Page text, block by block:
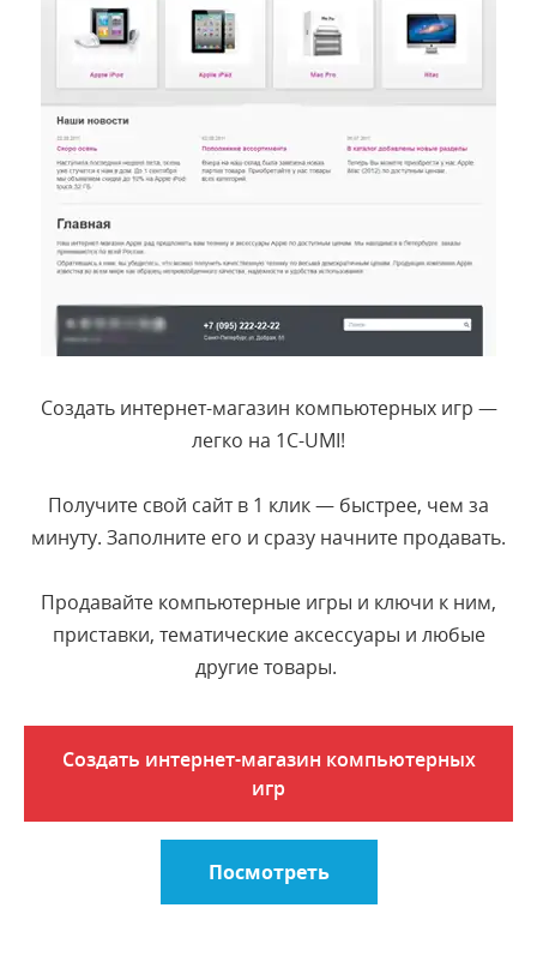
Создать интернет-магазин компьютерных игр ―
легко на 1С-UMI!
Получите свой сайт в 1 клик ― быстрее, чем за
минуту. Заполните его и сразу начните продавать.
Продавайте компьютерные игры и ключи к ним,
приставки, тематические аксессуары и любые
другие товары.
Создать интернет-магазин компьютерных
игр
Посмотреть